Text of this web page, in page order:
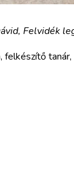
Felvidék
felkészítő